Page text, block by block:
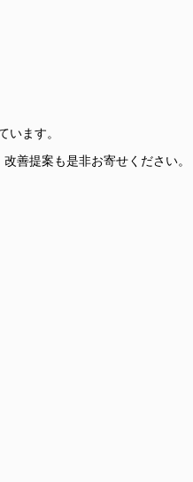
います。
善提案も是非お寄せください。